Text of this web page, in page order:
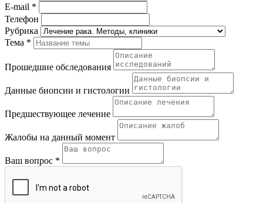
E-mail *
Телефон
Рубрика
Тема *
Прошедшие обследования
Данные биопсии и гистологии
Предшествующее лечение
Жалобы на данный момент
Ваш вопрос *